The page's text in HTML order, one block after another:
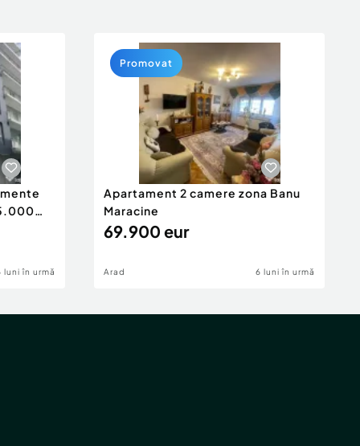
luni în urmă
Apartament 2 camere zona Banu
Maracine
69.900 eur
Arad 6 luni în urmă
Promovat